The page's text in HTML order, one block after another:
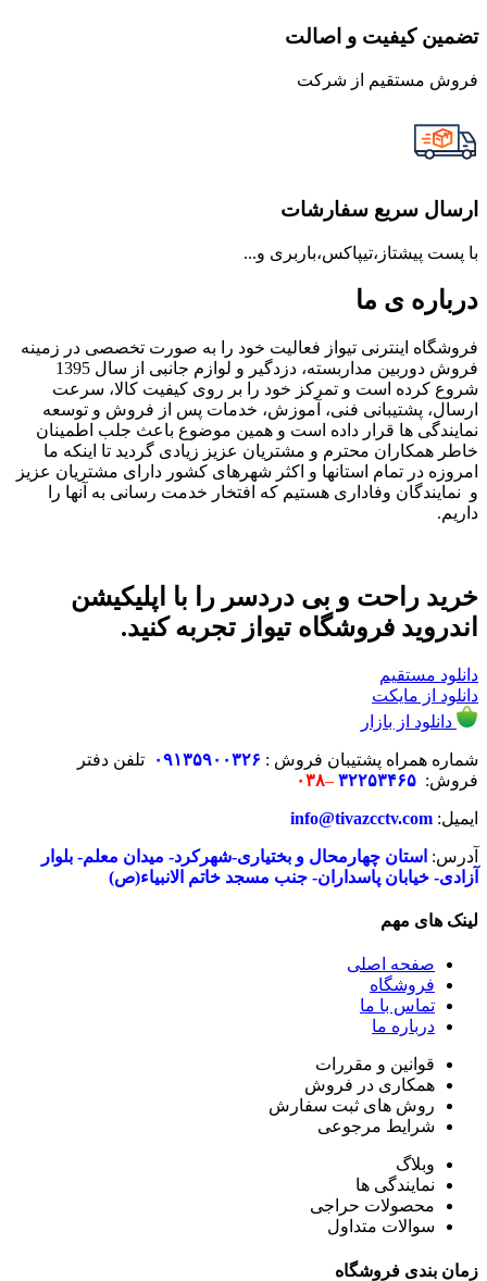
تضمین کیفیت و اصالت
فروش مستقیم از شرکت
ارسال سریع سفارشات
با پست پیشتاز،تیپاکس،باربری و...
درباره ی ما
فروشگاه اینترنی تیواز فعالیت خود را به صورت تخصصی در زمینه
فروش دوربین مداربسته، دزدگیر و لوازم جانبی از سال 1395
شروع کرده است و تمرکز خود را بر روی کیفیت کالا، سرعت
ارسال، پشتیبانی فنی، آموزش، خدمات پس از فروش و توسعه
نمایندگی ها قرار داده است و همین موضوع باعث جلب اطمینان
خاطر همکاران محترم و مشتریان عزیز زیادی گردید تا اینکه ما
امروزه در تمام استانها و اکثر شهرهای کشور دارای مشتریان عزیز
و نمایندگان وفاداری هستیم که افتخار خدمت رسانی به آنها را
داریم.
خرید راحت و بی دردسر را با اپلیکیشن
اندروید فروشگاه تیواز تجربه کنید.
دانلود مستقیم
دانلود از مایکت
دانلود از بازار
شماره همراه پشتیبان فروش : ۰۹۱۳۵۹۰ ۰۳۲۶
تلفن دفتر
فروش: ۳۲۲۵۳۴۶۵–۰۳۸
ایمیل: info@tivazcctv.com
آدرس: استان چهارمحال و بختیاری-شهرکرد- میدان معلم- بلوار
آزادی- خیابان پاسداران- جنب مسجد خاتم الانبیاء(ص)
لینک های مهم
صفحه اصلی
فروشگاه
تماس با ما
درباره ما
قوانین و مقررات
همکاری در فروش
روش های ثبت سفارش
شرایط مرجوعی
وبلاگ
نمایندگی ها
محصولات حراجی
سوالات متداول
زمان بندی فروشگاه